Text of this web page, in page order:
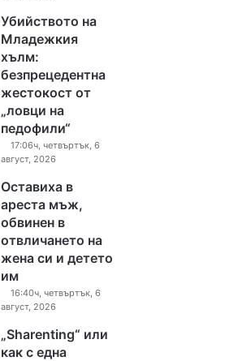
Убийството на
Младежкия
хълм:
безпрецедентна
жестокост от
„ловци на
педофили“
17:06ч, четвъртък, 6
август, 2026
Оставиха в
ареста мъж,
обвинен в
отвличането на
жена си и детето
им
16:40ч, четвъртък, 6
август, 2026
„Sharenting“ или
как с една